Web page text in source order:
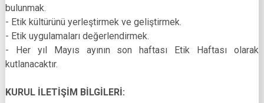
bulunmak.
- Etik kültürünü yerleştirmek ve geliştirmek.
- Etik uygulamaları değerlendirmek.
- Her yıl Mayıs ayının son haftası Etik Haftası olarak
kutlanacaktır.
KURUL İLETİŞİM BİLGİLERİ: